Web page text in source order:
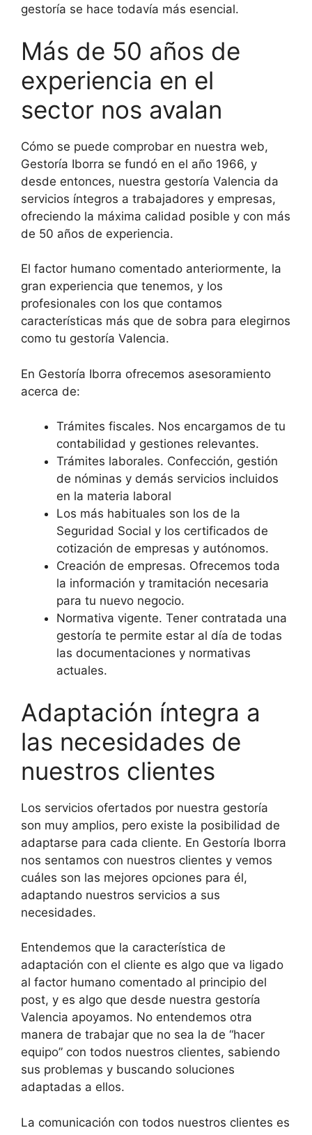
gestoría se hace todavía más esencial.
Más de 50 años de
experiencia en el
sector nos avalan
Cómo se puede comprobar en nuestra web,
Gestoría Iborra se fundó en el año 1966, y
desde entonces, nuestra gestoría Valencia da
servicios íntegros a trabajadores y empresas,
ofreciendo la máxima calidad posible y con más
de 50 años de experiencia.
El factor humano comentado anteriormente, la
gran experiencia que tenemos, y los
profesionales con los que contamos
características más que de sobra para elegirnos
como tu gestoría Valencia.
En Gestoría Iborra ofrecemos asesoramiento
acerca de:
Trámites fiscales. Nos encargamos de tu
contabilidad y gestiones relevantes.
Trámites laborales. Confección, gestión
de nóminas y demás servicios incluidos
en la materia laboral
Los más habituales son los de la
Seguridad Social y los certificados de
cotización de empresas y autónomos.
Creación de empresas. Ofrecemos toda
la información y tramitación necesaria
para tu nuevo negocio.
Normativa vigente. Tener contratada una
gestoría te permite estar al día de todas
las documentaciones y normativas
actuales.
Adaptación íntegra a
las necesidades de
nuestros clientes
Los servicios ofertados por nuestra gestoría
son muy amplios, pero existe la posibilidad de
adaptarse para cada cliente. En Gestoría Iborra
nos sentamos con nuestros clientes y vemos
cuáles son las mejores opciones para él,
adaptando nuestros servicios a sus
necesidades.
Entendemos que la característica de
adaptación con el cliente es algo que va ligado
al factor humano comentado al principio del
post, y es algo que desde nuestra gestoría
Valencia apoyamos. No entendemos otra
manera de trabajar que no sea la de “hacer
equipo” con todos nuestros clientes, sabiendo
sus problemas y buscando soluciones
adaptadas a ellos.
La comunicación con todos nuestros clientes es